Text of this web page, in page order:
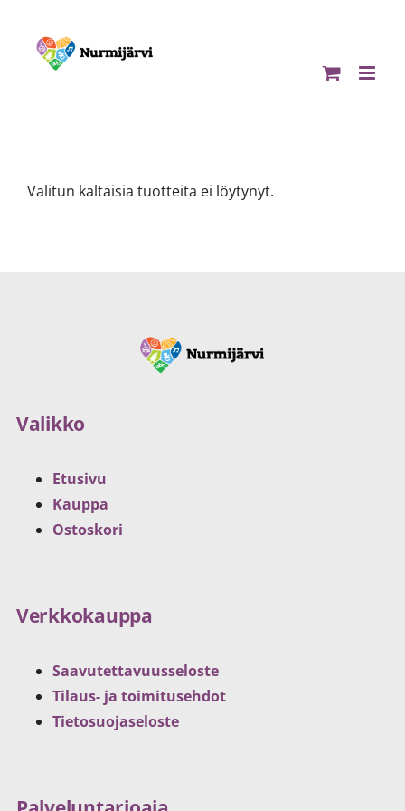
content
Valitun kaltaisia tuotteita ei löytynyt.
Valikko
Etusivu
Kauppa
Ostoskori
Verkkokauppa
Saavutettavuusseloste
Tilaus- ja toimitusehdot
Tietosuojaseloste